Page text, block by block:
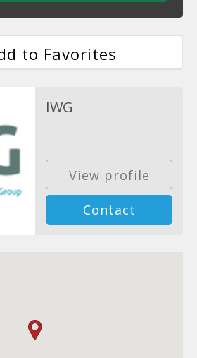
to Favorites
IWG
View profile
Contact